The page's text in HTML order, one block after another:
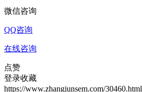
微信咨询
QQ咨询
在线咨询
点赞
登录收藏
https://www.zhangjunsem.com/30460.html